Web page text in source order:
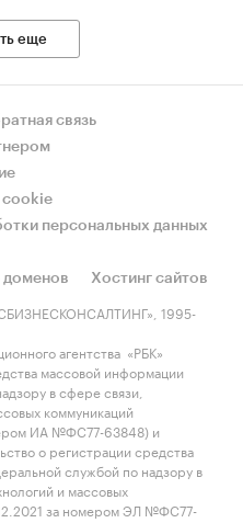
еще
связь
cookie
персональных данных
доменов
Хостинг сайтов
1995-
агентства «РБК»
массовой информации
в сфере связи,
коммуникаций
ИА №ФС77-63848) и
о регистрации средства
службой по надзору в
и массовых
за номером ЭЛ №ФС77-